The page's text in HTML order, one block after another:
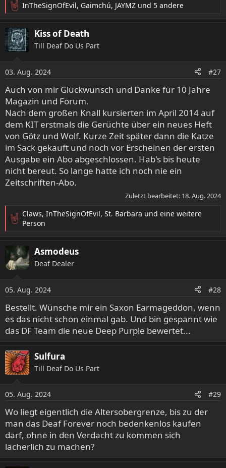
R
e
a
k
t
n
e
n
:
InTheSignOfEvil, Gaimchú, JAYMZ und 5 andere
Kiss of Death
Till Deaf Do Us Part
03. Aug. 2024 #27
Auch von mir Glückwunsch und Danke für 10 Jahre
Magazin und Forum.
Nach dem großen Knall kursierten im April 2014 auf
dem KIT erstmals die Gerüchte über ein neues Heft
von Götz und Wolf. Kurze Zeit später dann die Katze
im Sack gekauft und noch vor Erscheinen der ersten
Ausgabe ein Abo abgeschlossen. Hab's bis heute
nicht bereut. So lange hatte ich noch nie ein
Zeitschriften-Abo.
Zuletzt bearbeitet: 18. Aug. 2024
R
a
k
t
i
o
n
e
n
:
Claws, InTheSignOfEvil, St. Barbara und eine weitere
Person
Asmodeus
Deaf Dealer
05. Aug. 2024 #28
Bestellt. Wünsche mir ein Saxon Earmageddon, wenn
es das nicht schon einmal gab. Und bin gespannt wie
das DF Team die neue Deep Purple bewertet...
Sulfura
Till Deaf Do Us Part
05. Aug. 2024 #29
Wo liegt eigentlich die Altersobergrenze, bis zu der
man das Deaf Forever noch bedenkenlos kaufen
darf, ohne in den Verdacht zu kommen sich
lächerlich zu machen?